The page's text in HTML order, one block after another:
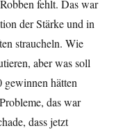
fehlt. Das war
der Stärke und in
straucheln. Wie
aber was soll
gewinnen hätten
das war
dass jetzt